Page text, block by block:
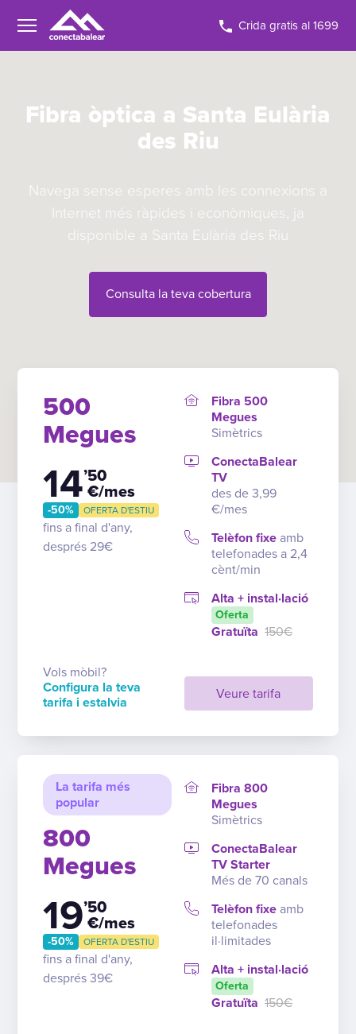
Crida gratis al 1699
Fibra òptica a Santa Eulària
des Riu
Navega sense esperes amb les connexions a
Internet més ràpides i econòmiques, ja
disponible a Santa Eulària des Riu
Consulta la teva cobertura
500
Megues
14’50
€/mes
-50% OFERTA D'ESTIU
fins a final d'any,
després 29€
Veure tarifa
Fibra 500
Megues
Simètrics
ConectaBalear
TV
des de 3,99
€/mes
Telèfon fixe amb
telefonades a 2,4
cènt/min
Alta + instal·lació
Oferta
Gratuïta 150€
Vols mòbil?
Configura la teva
tarifa i estalvia
La tarifa més
popular
800
Megues
19’50
€/mes
-50% OFERTA D'ESTIU
fins a final d'any,
després 39€
Fibra 800
Megues
Simètrics
ConectaBalear
TV Starter
Més de 70 canals
Telèfon fixe amb
telefonades
il·limitades
Alta + instal·lació
Oferta
Gratuïta 150€